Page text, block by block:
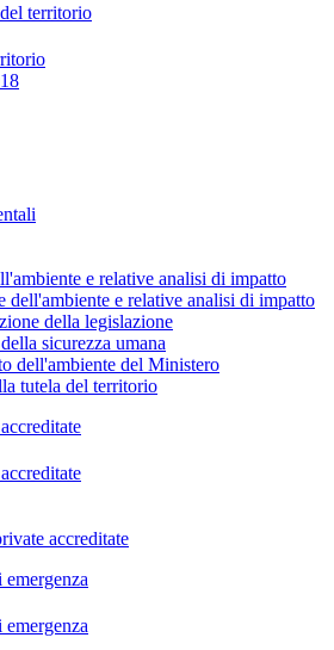
territorio
e relative analisi di impatto
dell'ambiente e relative analisi di impatto
della legislazione
sicurezza umana
dell'ambiente del Ministero
tutela del territorio
accreditate